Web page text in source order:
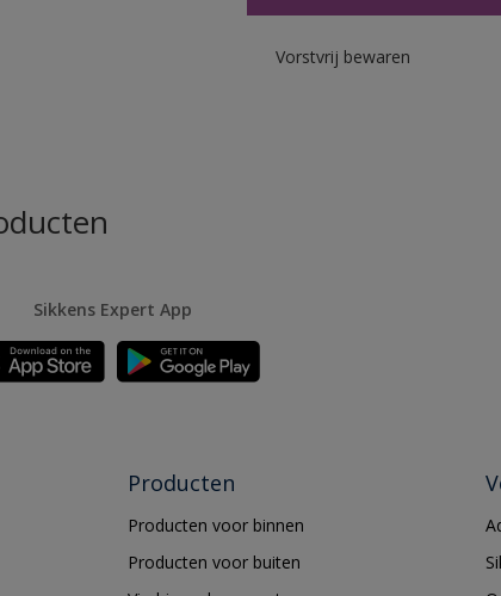
Vorstvrij bewaren
Sikkens Expert App
Producten
Producten voor binnen
Producten voor buiten